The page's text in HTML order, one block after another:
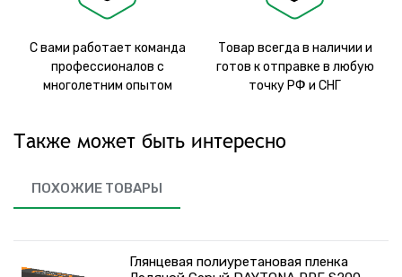
С вами работает команда
профессионалов с
многолетним опытом
Товар всегда в наличии и
готов к отправке в любую
точку РФ и СНГ
Также может быть интересно
ПОХОЖИЕ ТОВАРЫ
Глянцевая полиуретановая пленка